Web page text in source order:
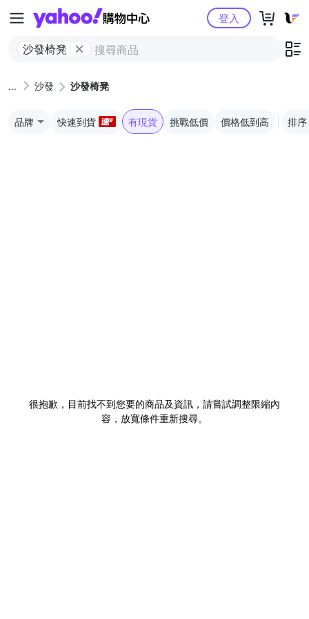
Yahoo購物中心
沙發椅凳
登入
沙發 沙發椅凳
品牌 快速到貨 有現貨 挑戰低價 價格低到高 排序
很抱歉，目前找不到您要的商品及資訊，請嘗試調整限縮內
容，放寬條件重新搜尋。